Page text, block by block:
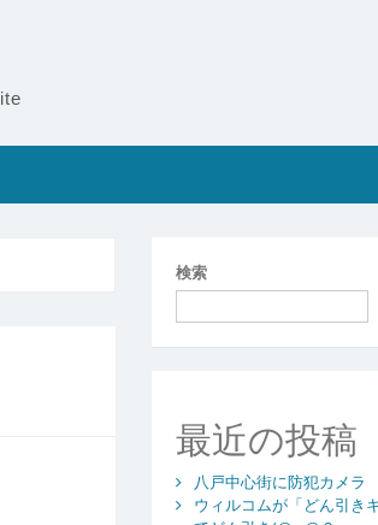
検索
最近の投稿
八戸中心街に防犯カメラ
ウィルコムが「どん引き